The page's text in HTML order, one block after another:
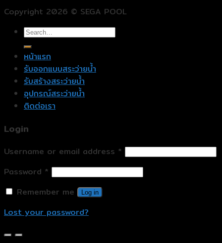
Copyright 2026 © SEGA POOL
หน้าแรก
รับออกแบบสระว่ายน้ำ
รับสร้างสระว่ายน้ำ
อุปกรณ์สระว่ายน้ำ
ติดต่อเรา
Login
Username or email address *
Password *
Remember me
Log in
Lost your password?